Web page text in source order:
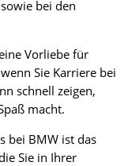
bei den
Vorliebe für
Sie Karriere bei
schnell zeigen,
macht.
bei BMW ist das
Sie in Ihrer